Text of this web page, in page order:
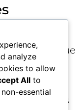
🔐
ce que
par des
les
métiers
analyze
to allow
All to
essential